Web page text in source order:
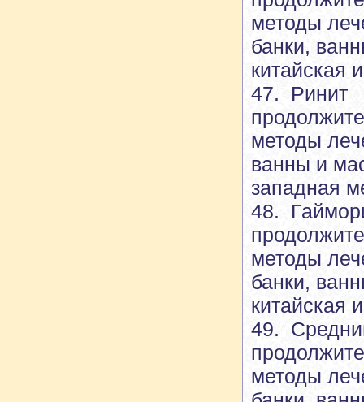
методы
банки,
китайская
47. Ринит
методы
ванны и
западная
48.
методы
банки,
китайская
49.
методы